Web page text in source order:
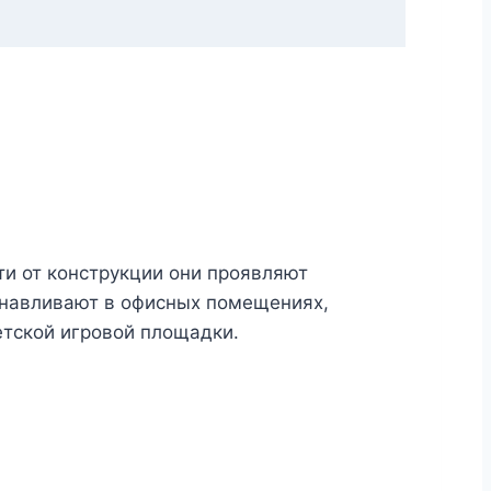
от конструкции они проявляют
в офисных помещениях,
игровой площадки.